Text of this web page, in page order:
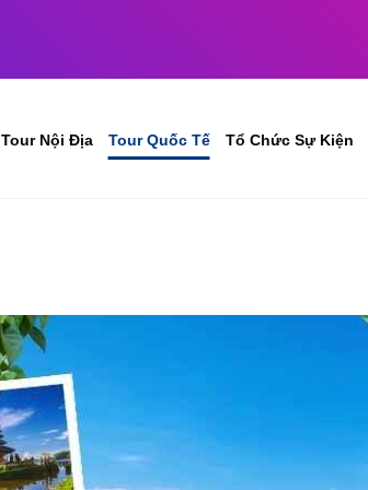
Tour Nội Địa Tour Quốc Tế Tổ Chức Sự Kiện